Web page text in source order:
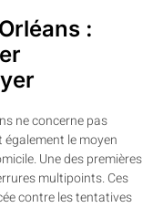
:
ne concerne pas
également le moyen
Une des premières
multipoints. Ces
contre les tentatives